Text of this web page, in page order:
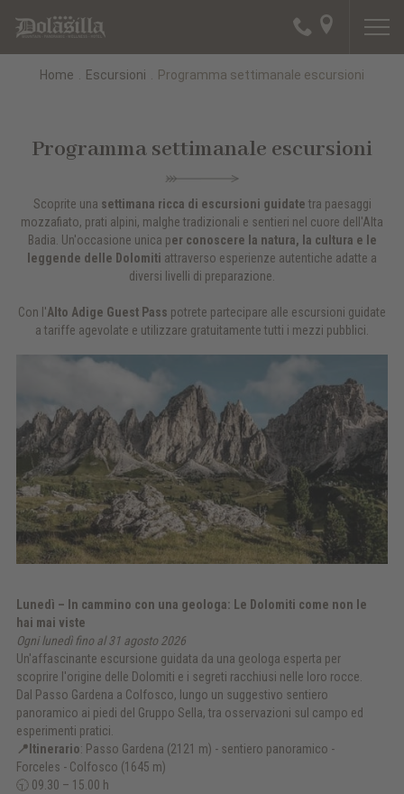
Home Escursioni Programma settimanale escursioni
Programma settimanale escursioni
Scoprite una settimana ricca di escursioni guidate tra paesaggi
mozzafiato, prati alpini, malghe tradizionali e sentieri nel cuore dell'Alta
Badia. Un'occasione unica per conoscere la natura, la cultura e le
leggende delle Dolomiti attraverso esperienze autentiche adatte a
diversi livelli di preparazione.
Con l'Alto Adige Guest Pass potrete partecipare alle escursioni guidate
a tariffe agevolate e utilizzare gratuitamente tutti i mezzi pubblici.
Lunedì – In cammino con una geologa: Le Dolomiti come non le
hai mai viste
Ogni lunedì fino al 31 agosto 2026
Un'affascinante escursione guidata da una geologa esperta per
scoprire l'origine delle Dolomiti e i segreti racchiusi nelle loro rocce.
Dal Passo Gardena a Colfosco, lungo un suggestivo sentiero
panoramico ai piedi del Gruppo Sella, tra osservazioni sul campo ed
esperimenti pratici.
📍Itinerario: Passo Gardena (2121 m) - sentiero panoramico -
Forceles - Colfosco (1645 m)
🕤 09.30 – 15.00 h